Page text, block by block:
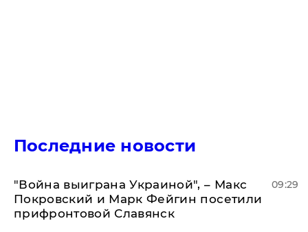
Последние новости
"Война выиграна Украиной", – Макс
Покровский и Марк Фейгин посетили
прифронтовой Славянск
09:29